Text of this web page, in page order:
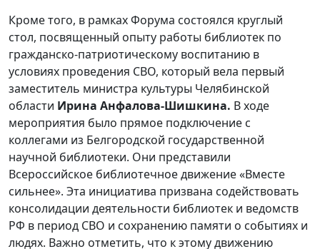
Кроме того, в рамках Форума состоялся круглый
стол, посвященный опыту работы библиотек по
гражданско-патриотическому воспитанию в
условиях проведения СВО, который вела первый
заместитель министра культуры Челябинской
области Ирина Анфалова-Шишкина. В ходе
мероприятия было прямое подключение с
коллегами из Белгородской государственной
научной библиотеки. Они представили
Всероссийское библиотечное движение «Вместе
сильнее». Эта инициатива призвана содействовать
консолидации деятельности библиотек и ведомств
РФ в период СВО и сохранению памяти о событиях и
людях. Важно отметить, что к этому движению